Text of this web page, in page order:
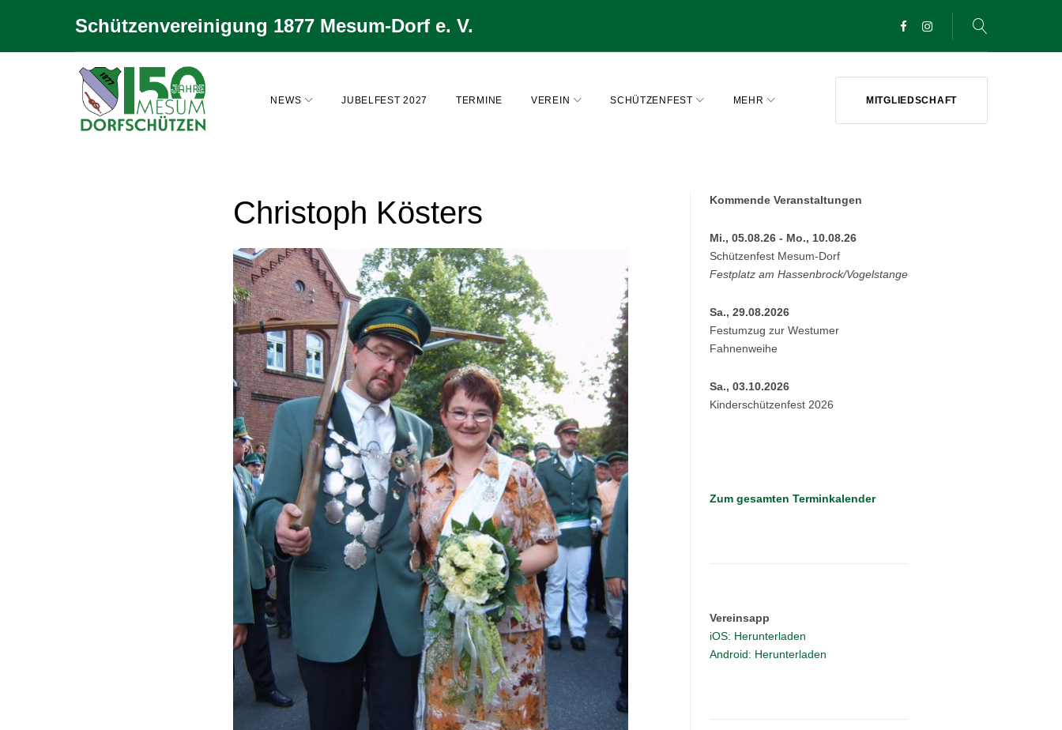
Schützenvereinigung 1877 Mesum-Dorf e. V.
Facebook
Instagram
NEWS JUBELFEST 2027 TERMINE VEREIN SCHÜTZENFEST MEHR MITGLIEDSCHAFT
Christoph Kösters Kommende Veranstaltungen
Mi., 05.08.26 - Mo., 10.08.26
Schützenfest Mesum-Dorf
Festplatz am Hassenbrock/Vogelstange
Sa., 29.08.2026
Festumzug zur Westumer
Fahnenweihe
Sa., 03.10.2026
Kinderschützenfest 2026
Zum gesamten Terminkalender
Vereinsapp
iOS: Herunterladen
Android: Herunterladen